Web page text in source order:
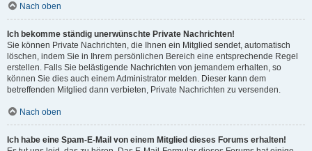
Nach oben
Ich bekomme ständig unerwünschte Private Nachrichten!
Sie können Private Nachrichten, die Ihnen ein Mitglied sendet, automatisch
löschen, indem Sie in Ihrem persönlichen Bereich eine entsprechende Regel
erstellen. Falls Sie belästigende Nachrichten von jemandem erhalten, so
können Sie dies auch einem Administrator melden. Dieser kann dem
betreffenden Mitglied dann verbieten, Private Nachrichten zu versenden.
Nach oben
Ich habe eine Spam-E-Mail von einem Mitglied dieses Forums erhalten!